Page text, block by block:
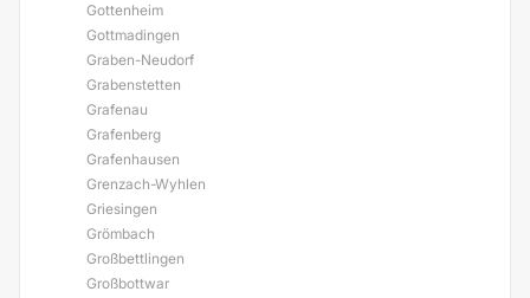
Gottenheim
Gottmadingen
Graben-Neudorf
Grabenstetten
Grafenau
Grafenberg
Grafenhausen
Grenzach-Wyhlen
Griesingen
Grömbach
Großbettlingen
Großbottwar